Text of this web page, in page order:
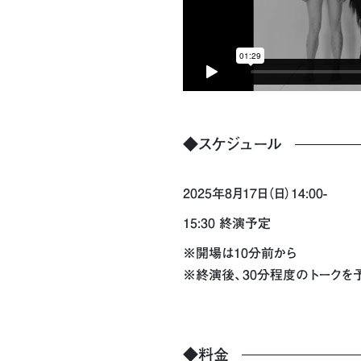
◆スケジュール
2025年8月17日（日）14:00-
15:30 終演予定
※開場は10分前から
※終演後、30分程度のトークを
◆料金